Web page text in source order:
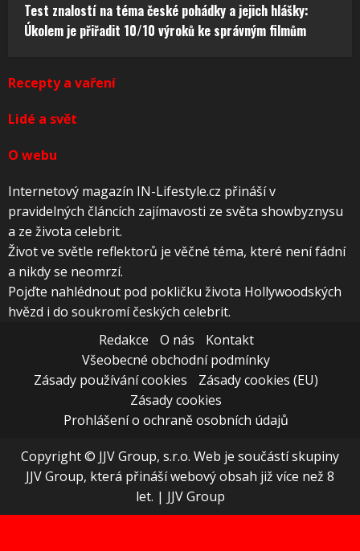
Test znalostí na téma české pohádky a jejich hlášky:
Úkolem je přiřadit 10/10 výroků ke správným filmům
Recepty a vaření
Lidé a svět
O webu
Internetový magazín IN-Lifestyle.cz přináší v
pravidelných článcích zajímavosti ze světa showbyznysu
a ze života celebrit.
Život ve světle reflektorů je věčné téma, které není fádní
a nikdy se neomrzí.
Pojďte nahlédnout pod pokličku života Hollywoodských
hvězd i do soukromí českých celebrit.
Redakce
O nás
Kontakt
Všeobecné obchodní podmínky
Zásady používání cookies
Zásady cookies (EU)
Zásady cookies
Prohlášení o ochraně osobních údajů
Copyright © JJV Group, s.r.o. Web je součástí skupiny
JJV Group, která přináší webový obsah již více než 8
let. | JJV Group